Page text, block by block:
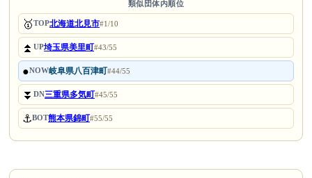
類似団体内順位
🥇TOP北海道北見市#1/10
⏫UP埼玉県美里町#43/55
●NOW岐阜県八百津町#44/55
⏬DN三重県多気町#45/55
⚓BOT熊本県錦町#55/55